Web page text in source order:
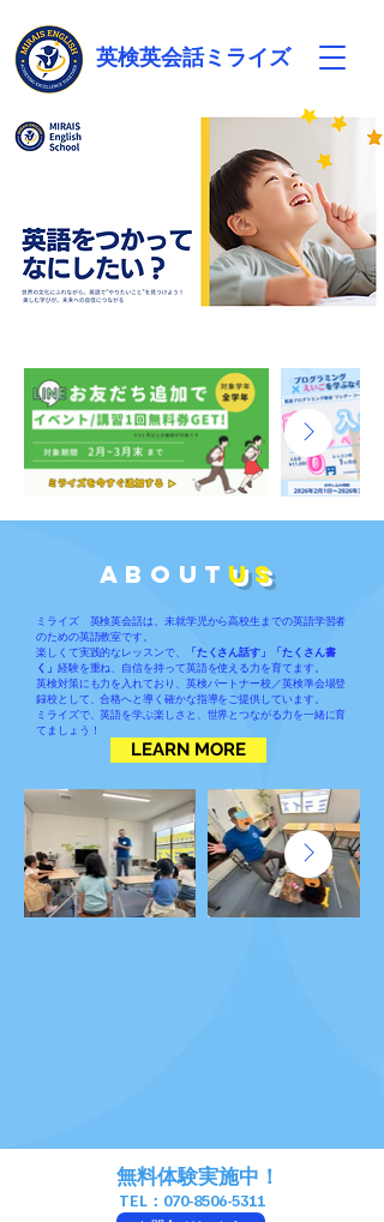
英検英会話ミライズ
about us
ミライズ 英検英会話は、未就学児から高校生までの英語学習者
のための英語教室です。
楽しくて実践的なレッスンで、
「たくさん話す」「たくさん書
く」 経験を重ね、自信を持って英語を使える力を育てます。
英検対策にも力を入れており、英検パートナー校／英検準会場登
録校として、合格へと導く確かな指導をご提供しています。
ミライズで、英語を学ぶ楽しさと、世界とつながる力を一緒に育
てましょう！
LEARN MORE
無料体験実施中！
TEL：070-8506-5311